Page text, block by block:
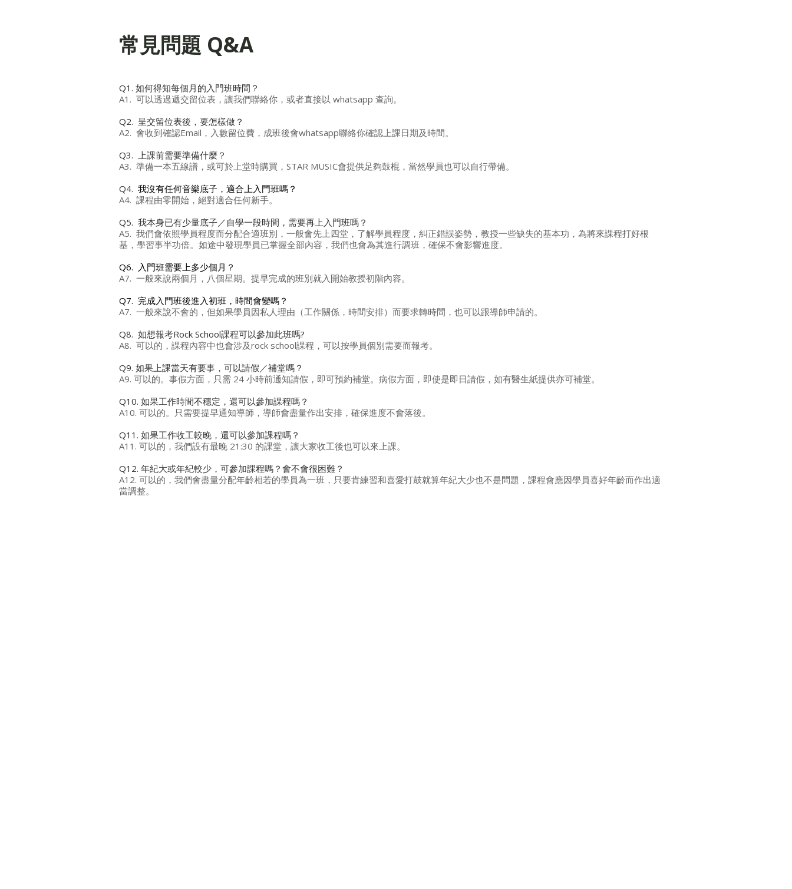
常見問題 Q&A
Q1. 如何得知每個月的入門班時間 ？
​A1. 可以透過遞交留位表，讓我們聯絡你，或者直接以 whatsapp 查詢。
​Q2. 呈交留位表後，要怎樣做？
A2. 會收到確認Email，入數留位費，成班後會whatsapp聯絡你確認上課日期及時間。
Q3. 上課前需要準備什麼？
A3. 準備一本五線譜，或可於上堂時購買，STAR MUSIC會提供足夠鼓棍，當然學員也可以自行帶備。
Q4. 我沒有任何音樂底子，適合上入門班嗎？
A4. 課程由零開始，絕對適合任何新手。
Q5. 我本身已有少量底子／自學一段時間，需要再上入門班嗎？
A5. 我們會依照學員程度而分配合適班別，一般會先上四堂，了解學員程度，糾正錯誤姿勢，教授一些缺失的基本功，為將來課程打好根
基，學習事半功倍。如途中發現學員已掌握全部內容，我們也會為其進行調班，確保不會影響進度。
Q6. 入門班需要上多少個月？
A7. 一般來說兩個月，八個星期。提早完成的班別就入開始教授初階內容。
Q7. 完成入門班後進入初班，時間會變嗎？
A7. 一般來說不會的，但如果學員因私人理由（工作關係，時間安排）而要求轉時間，也可以跟導師申請的。
Q8. 如想報考Rock School課程可以參加此班嗎?
A8. 可以的，課程內容中也會涉及rock school課程，可以按學員個別需要而報考。
Q9. 如果上課當天有要事，可以請假／補堂嗎？
A9. 可以的。事假方面，只需 24 小時前通知請假，即可預約補堂。病假方面，即使是即日請假，如有醫生紙提供亦可補堂。
Q10. 如果工作時間不穩定，還可以參加課程嗎？
A10. 可以的。只需要提早通知導師，導師會盡量作出安排，確保進度不會落後。
Q11. 如果工作收工較晚，還可以參加課程嗎？
A11. 可以的，我們設有最晚 21:30 的課堂，讓大家收工後也可以來上課。
Q12. 年紀大或年紀較少，可參加課程嗎？會不會很困難？
A12. 可以的，我們會盡量分配年齡相若的學員為一班，只要肯練習和喜愛打鼓就算年紀大少也不是問題，課程會應因學員喜好年齡而作出適
當調整。